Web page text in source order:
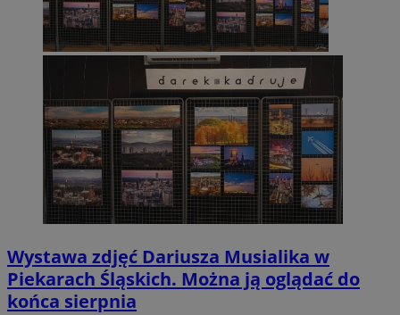
Wystawa zdjęć Dariusza Musialika w
Piekarach Śląskich. Można ją oglądać do
końca sierpnia